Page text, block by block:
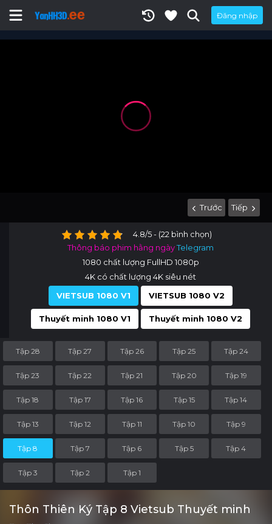
Đăng nhập
Trước Tiếp
4.8/5 - (22 bình chọn)
Thông báo phim hằng ngàyTelegram
1080 chất lượng FullHD 1080p
4K có chất lượng 4K siêu nét
VIETSUB 1080 V1
VIETSUB 1080 V2
Thuyết minh 1080 V1 Thuyết minh 1080 V2
Tập 28 Tập 27 Tập 26 Tập 25 Tập 24
Tập 23 Tập 22 Tập 21 Tập 20 Tập 19
Tập 18 Tập 17 Tập 16 Tập 15 Tập 14
Tập 13 Tập 12 Tập 11 Tập 10 Tập 9
Tập 8 Tập 7 Tập 6 Tập 5 Tập 4
Tập 3 Tập 2 Tập 1
Thôn Thiên Ký Tập 8 Vietsub Thuyết minh